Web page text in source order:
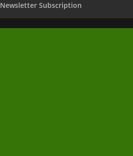
Newsletter Subscription